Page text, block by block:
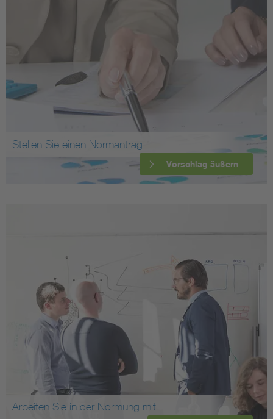
Stellen Sie einen Normantrag
Vorschlag äußern
Arbeiten Sie in der Normung mit